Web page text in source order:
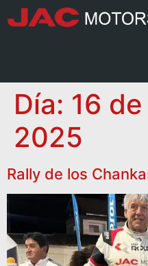
Día: 16
2025
Rally de los